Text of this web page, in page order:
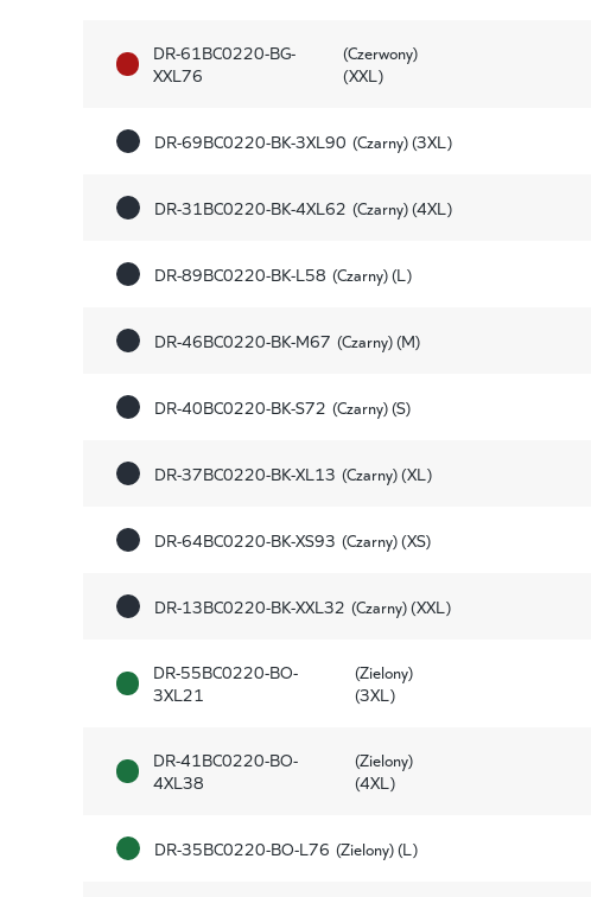
DR-61BC0220-BG-
XXL76
(Czerwony)
(XXL)
DR-69BC0220-BK-3XL90 (Czarny) (3XL)
DR-31BC0220-BK-4XL62 (Czarny) (4XL)
DR-89BC0220-BK-L58 (Czarny) (L)
DR-46BC0220-BK-M67 (Czarny) (M)
DR-40BC0220-BK-S72 (Czarny) (S)
DR-37BC0220-BK-XL13 (Czarny) (XL)
DR-64BC0220-BK-XS93 (Czarny) (XS)
DR-13BC0220-BK-XXL32 (Czarny) (XXL)
DR-55BC0220-BO-
3XL21
(Zielony)
(3XL)
DR-41BC0220-BO-
4XL38
(Zielony)
(4XL)
DR-35BC0220-BO-L76 (Zielony) (L)